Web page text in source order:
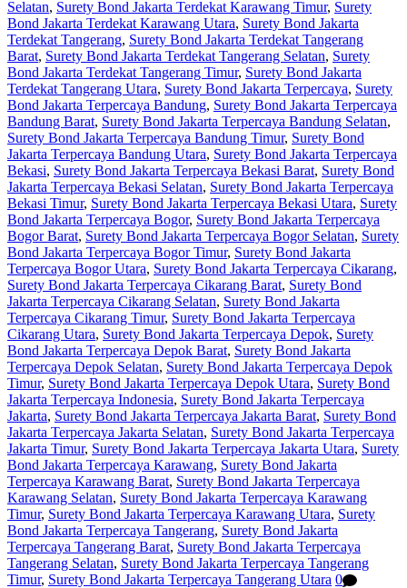
Selatan, Surety Bond Jakarta Terdekat Karawang Timur, Surety
Bond Jakarta Terdekat Karawang Utara, Surety Bond Jakarta
Terdekat Tangerang, Surety Bond Jakarta Terdekat Tangerang
Barat, Surety Bond Jakarta Terdekat Tangerang Selatan, Surety
Bond Jakarta Terdekat Tangerang Timur, Surety Bond Jakarta
Terdekat Tangerang Utara, Surety Bond Jakarta Terpercaya, Surety
Bond Jakarta Terpercaya Bandung, Surety Bond Jakarta Terpercaya
Bandung Barat, Surety Bond Jakarta Terpercaya Bandung Selatan,
Surety Bond Jakarta Terpercaya Bandung Timur, Surety Bond
Jakarta Terpercaya Bandung Utara, Surety Bond Jakarta Terpercaya
Bekasi, Surety Bond Jakarta Terpercaya Bekasi Barat, Surety Bond
Jakarta Terpercaya Bekasi Selatan, Surety Bond Jakarta Terpercaya
Bekasi Timur, Surety Bond Jakarta Terpercaya Bekasi Utara, Surety
Bond Jakarta Terpercaya Bogor, Surety Bond Jakarta Terpercaya
Bogor Barat, Surety Bond Jakarta Terpercaya Bogor Selatan, Surety
Bond Jakarta Terpercaya Bogor Timur, Surety Bond Jakarta
Terpercaya Bogor Utara, Surety Bond Jakarta Terpercaya Cikarang,
Surety Bond Jakarta Terpercaya Cikarang Barat, Surety Bond
Jakarta Terpercaya Cikarang Selatan, Surety Bond Jakarta
Terpercaya Cikarang Timur, Surety Bond Jakarta Terpercaya
Cikarang Utara, Surety Bond Jakarta Terpercaya Depok, Surety
Bond Jakarta Terpercaya Depok Barat, Surety Bond Jakarta
Terpercaya Depok Selatan, Surety Bond Jakarta Terpercaya Depok
Timur, Surety Bond Jakarta Terpercaya Depok Utara, Surety Bond
Jakarta Terpercaya Indonesia, Surety Bond Jakarta Terpercaya
Jakarta, Surety Bond Jakarta Terpercaya Jakarta Barat, Surety Bond
Jakarta Terpercaya Jakarta Selatan, Surety Bond Jakarta Terpercaya
Jakarta Timur, Surety Bond Jakarta Terpercaya Jakarta Utara, Surety
Bond Jakarta Terpercaya Karawang, Surety Bond Jakarta
Terpercaya Karawang Barat, Surety Bond Jakarta Terpercaya
Karawang Selatan, Surety Bond Jakarta Terpercaya Karawang
Timur, Surety Bond Jakarta Terpercaya Karawang Utara, Surety
Bond Jakarta Terpercaya Tangerang, Surety Bond Jakarta
Terpercaya Tangerang Barat, Surety Bond Jakarta Terpercaya
Tangerang Selatan, Surety Bond Jakarta Terpercaya Tangerang
Timur, Surety Bond Jakarta Terpercaya Tangerang Utara 0